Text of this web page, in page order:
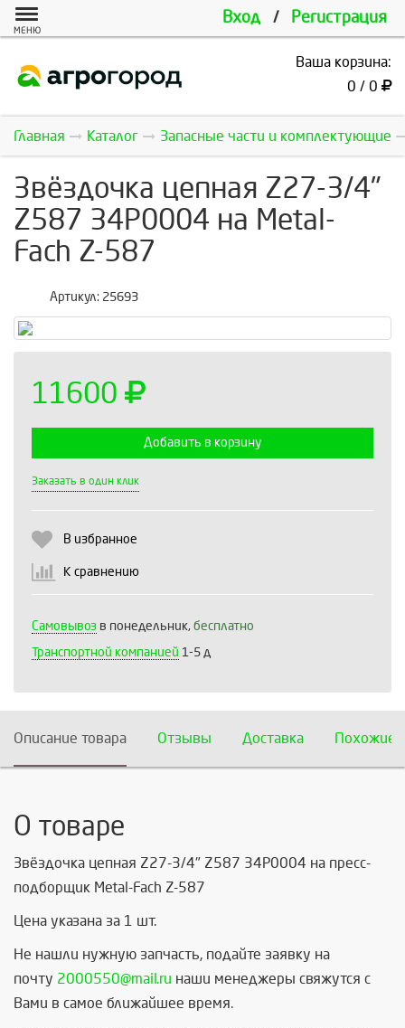
Вход / Регистрация
МЕНЮ
Ваша корзина:
0 / 0
Главная Каталог Запасные части и комплектующие
Звёздочка цепная Z27-3/4"
Z587 34P0004 на Metal-
Fach Z-587
Артикул: 25693
11600
Добавить в корзину
Заказать в один клик
В избранное
К сравнению
Самовывоз в понедельник, бесплатно
Транспортной компанией 1-5 д
Описание товара Отзывы Доставка Похожие
О товаре
Звёздочка цепная Z27-3/4" Z587 34P0004 на пресс-
подборщик Metal-Fach Z-587
Цена указана за 1 шт.
Не нашли нужную запчасть, подайте заявку на
почту 2000550@mail.ru наши менеджеры свяжутся с
Вами в самое ближайшее время.